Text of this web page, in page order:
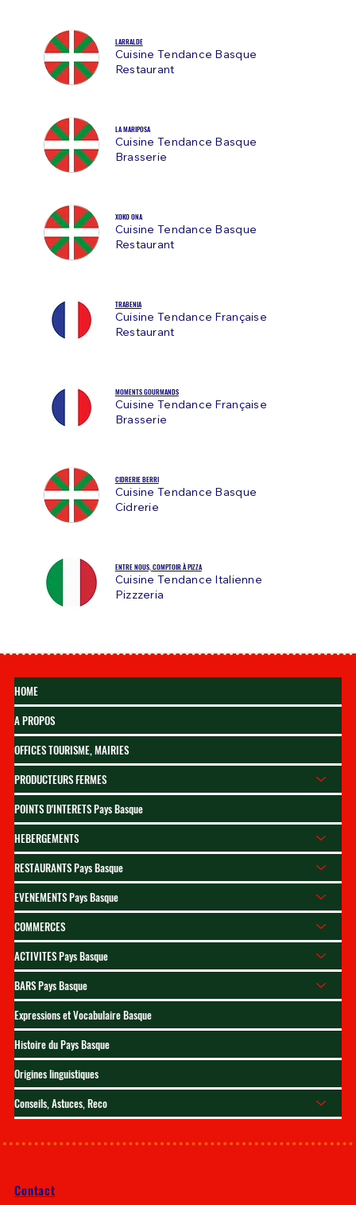
LARRALDE
Cuisine Tendance Basque
Restaurant
LA MARIPOSA
Cuisine Tendance Basque
Brasserie
XOKO ONA
Cuisine Tendance Basque
Restaurant
TRABENIA
Cuisine Tendance Française
Restaurant
MOMENTS GOURMANDS
Cuisine Tendance Française
Brasserie
CIDRERIE BERRI
Cuisine Tendance Basque
Cidrerie
ENTRE NOUS, COMPTOIR À PIZZA
Cuisine Tendance Italienne
Pizzzeria
HOME
A PROPOS
OFFICES TOURISME, MAIRIES
PRODUCTEURS FERMES
POINTS D'INTERETS Pays Basque
HEBERGEMENTS
RESTAURANTS Pays Basque
EVENEMENTS Pays Basque
COMMERCES
ACTIVITES Pays Basque
BARS Pays Basque
Expressions et Vocabulaire Basque
Histoire du Pays Basque
Origines linguistiques
Conseils, Astuces, Reco
Contact